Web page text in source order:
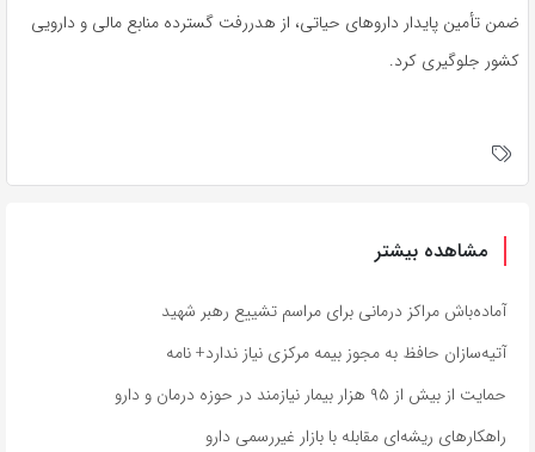
ضمن تأمین پایدار داروهای حیاتی، از هدررفت گسترده منابع مالی و دارویی
کشور جلوگیری کرد.
مشاهده بیشتر
آماده‌باش مراکز درمانی برای مراسم تشییع رهبر شهید
آتیه‌سازان حافظ به مجوز بیمه مرکزی نیاز ندارد+ نامه
حمایت از بیش از ۹۵ هزار بیمار نیازمند در حوزه درمان و دارو
راهکارهای ریشه‌ای مقابله با بازار غیررسمی دارو